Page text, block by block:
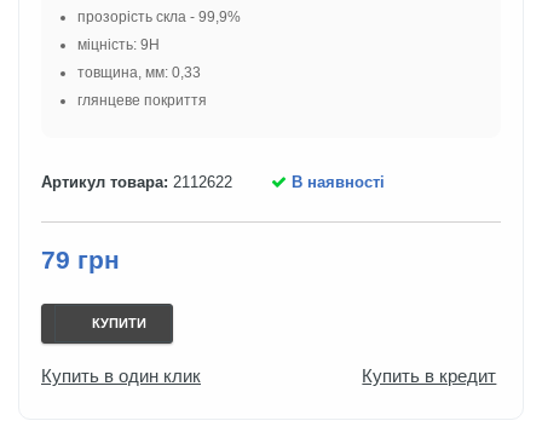
прозорість скла - 99,9%
міцність: 9H
товщина, мм: 0,33
глянцеве покриття
Артикул товара: 2112622 В наявності
79 грн
КУПИТИ
Купить в один клик Купить в кредит